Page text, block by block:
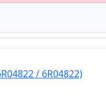
/ 6R04822)